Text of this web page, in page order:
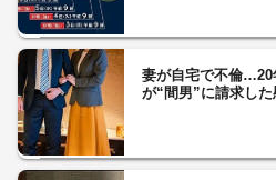
妻が自宅で不倫…20
が“間男”に請求し